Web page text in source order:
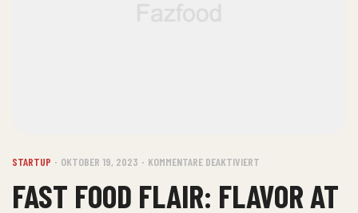
STARTUP OKTOBER 19, 2023 KOMMENTARE DEAKTIVIERT
FAST FOOD FLAIR: FLAVOR AT